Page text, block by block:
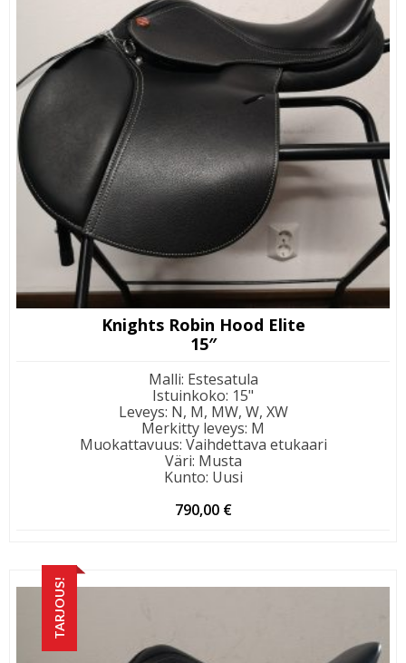
Knights Robin Hood Elite
15″
Malli: Estesatula
Istuinkoko: 15"
Leveys: N, M, MW, W, XW
Merkitty leveys: M
Muokattavuus: Vaihdettava etukaari
Väri: Musta
Kunto: Uusi
790,00 €
TARJOUS!